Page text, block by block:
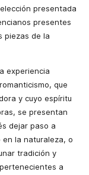
presentada
presentes
piezas de la
experiencia
que
y cuyo espíritu
se presentan
dejar paso a
en la naturaleza, o
tradición y
a